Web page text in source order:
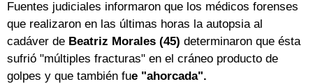
Fuentes judiciales informaron que los médicos forenses
que realizaron en las últimas horas la autopsia al
cadáver de Beatriz Morales (45) determinaron que ésta
sufrió "múltiples fracturas" en el cráneo producto de
golpes y que también fue "ahorcada".